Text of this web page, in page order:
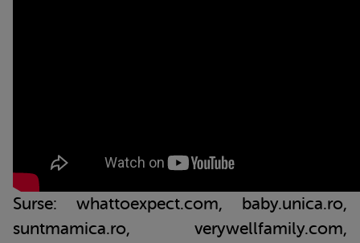
Surse: whattoexpect.com, baby.unica.ro,
suntmamica.ro, verywellfamily.com,